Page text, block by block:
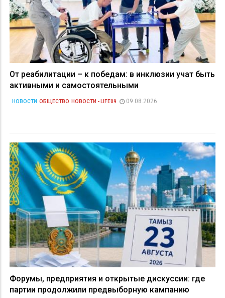
От реабилитации – к победам: в инклюзии учат быть
активными и самостоятельными
НОВОСТИ ОБЩЕСТВО НОВОСТИ - LIFE09 09.08.2026
Форумы, предприятия и открытые дискуссии: где
партии продолжили предвыборную кампанию